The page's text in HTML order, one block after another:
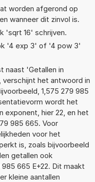
worden afgerond op
wanneer dit zinvol is.
'sqrt 16' schrijven.
'4 exp 3' of '4 pow 3'
naast 'Getallen in
het antwoord in
1,575 279 985
wordt het
exponent, hier 22, en het
985 665. Voor
voor het
is, zoals bijvoorbeeld
getallen ook
665 E+22. Dit maakt
kleine aantallen